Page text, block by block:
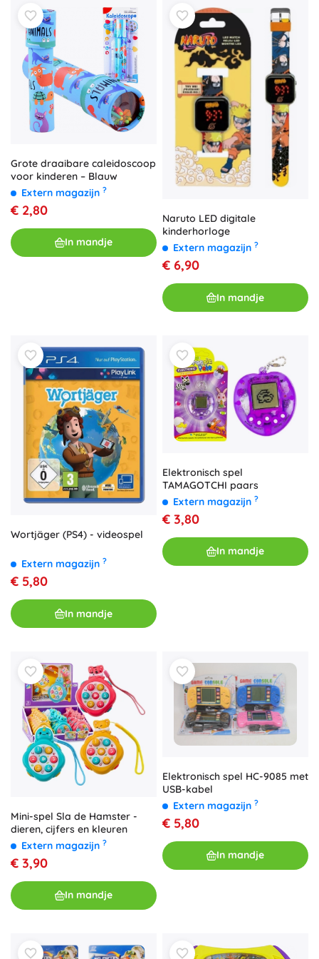
Grote draaibare caleidoscoop
voor kinderen – Blauw
Extern magazijn ?
€ 2,80
In mandje
Naruto LED digitale
kinderhorloge
Extern magazijn ?
€ 6,90
In mandje
Wortjäger (PS4) - videospel
Extern magazijn ?
€ 5,80
In mandje
Elektronisch spel
TAMAGOTCHI paars
Extern magazijn ?
€ 3,80
In mandje
Mini-spel Sla de Hamster -
dieren, cijfers en kleuren
Extern magazijn ?
€ 3,90
In mandje
Elektronisch spel HC-9085 met
USB-kabel
Extern magazijn ?
€ 5,80
In mandje